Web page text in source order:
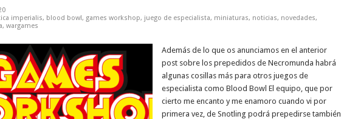
imperialis, blood bowl, games workshop, juego de especialista, miniaturas, noticias, novedades,
, wargames
Además de lo que os anunciamos en el anterior
post sobre los prepedidos de Necromunda habrá
algunas cosillas más para otros juegos de
especialista como Blood Bowl El equipo, que por
cierto me encanto y me enamoro cuando vi por
primera vez, de Snotling podrá prepedirse también